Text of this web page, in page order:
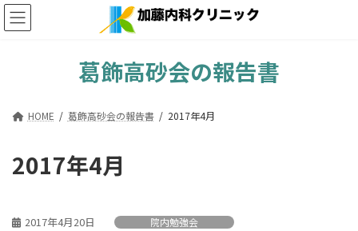
コ
ン
ナ
ビ
葛飾高砂会の報告書
HOME 葛飾高砂会の報告書 2017年4月
2017年4月
2017年4月20日 院内勉強会